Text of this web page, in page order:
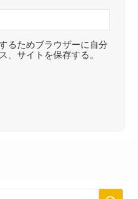
るためブラウザーに自分
、サイトを保存する。